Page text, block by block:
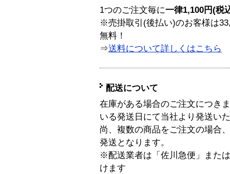
1つのご注文毎に一律1,100円(税
※売掛取引(後払い)のお客様は
無料！
⇒送料について詳しくはこちら
配送について
在庫がある場合のご注文につき
いる発送日にて当社より発送い
尚、複数の商品をご注文の場合
発送となります。
※配送業者は「佐川急便」また
けます